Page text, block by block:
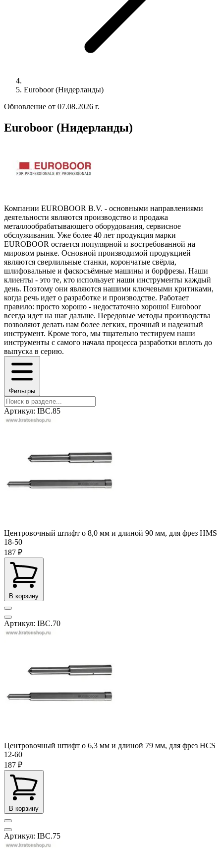
Euroboor (Нидерланды)
Обновление от 07.08.2026 г.
Euroboor (Нидерланды)
Компании EUROBOOR B.V. - основными направлениями
деятельности являются производство и продажа
металлообрабатывающего оборудования, сервисное
обслуживания. Уже более 40 лет продукция марки
EUROBOOR остается популярной и востребованной на
мировом рынке. Основной производимой продукцией
являются сверлильные станки, корончатые свёрла,
шлифовальные и фаскосъёмные машины и борфрезы. Наши
клиенты - это те, кто использует наши инструменты каждый
день. Поэтому они являются нашими ключевыми критиками,
когда речь идет о разработке и производстве. Работает
правило: просто хорошо - недостаточно хорошо! Euroboor
всегда идет на шаг дальше. Передовые методы производства
позволяют делать нам более легких, прочный и надежный
инструмент. Кроме того, мы тщательно тестируем наши
инструменты с самого начала процесса разработки вплоть до
выпуска в серию.
Фильтры
Артикул: IBC.85
Центровочный штифт o 8,0 мм и длиной 90 мм, для фрез HMS
18-50
187 ₽
В корзину
Артикул: IBC.70
Центровочный штифт o 6,3 мм и длиной 79 мм, для фрез HCS
12-60
187 ₽
В корзину
Артикул: IBC.75